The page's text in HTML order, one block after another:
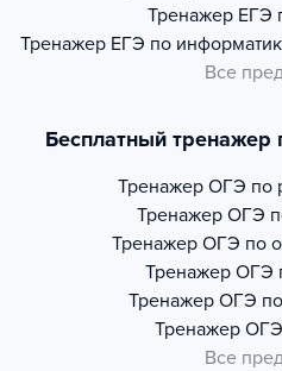
Тренажер ЕГЭ
Тренажер ЕГЭ по
Все
Бесплатный тренажер
Тренажер ОГЭ по
Тренажер ОГЭ
Тренажер ОГЭ по
Тренажер ОГЭ
Тренажер ОГЭ
Тренажер
Все